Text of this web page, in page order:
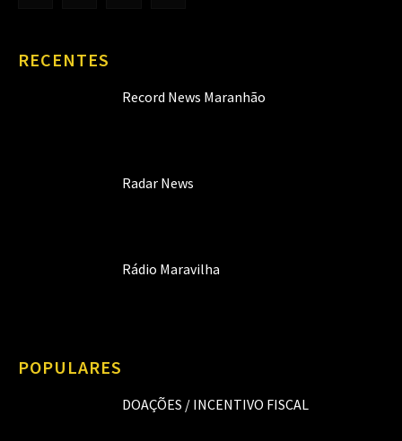
RECENTES
Record News Maranhão
Radar News
Rádio Maravilha
POPULARES
DOAÇÕES / INCENTIVO FISCAL